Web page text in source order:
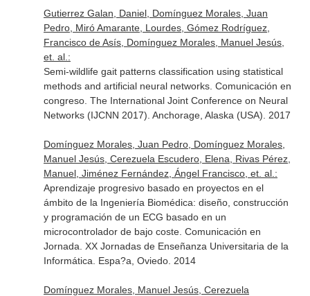
Gutierrez Galan, Daniel, Domínguez Morales, Juan
Pedro, Miró Amarante, Lourdes, Gómez Rodríguez,
Francisco de Asís, Domínguez Morales, Manuel Jesús,
et. al.:
Semi-wildlife gait patterns classification using statistical
methods and artificial neural networks. Comunicación en
congreso. The International Joint Conference on Neural
Networks (IJCNN 2017). Anchorage, Alaska (USA). 2017
Domínguez Morales, Juan Pedro, Domínguez Morales,
Manuel Jesús, Cerezuela Escudero, Elena, Rivas Pérez,
Manuel, Jiménez Fernández, Ángel Francisco, et. al.:
Aprendizaje progresivo basado en proyectos en el
ámbito de la Ingeniería Biomédica: diseño, construcción
y programación de un ECG basado en un
microcontrolador de bajo coste. Comunicación en
Jornada. XX Jornadas de Enseñanza Universitaria de la
Informática. Espa?a, Oviedo. 2014
Domínguez Morales, Manuel Jesús, Cerezuela